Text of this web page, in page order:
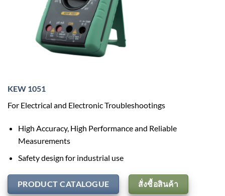
KEW 1051
For Electrical and Electronic Troubleshootings
High Accuracy, High Performance and Reliable
Measurements
Safety design for industrial use
PRODUCT CATALOGUE สั่งซื้อสินค้า